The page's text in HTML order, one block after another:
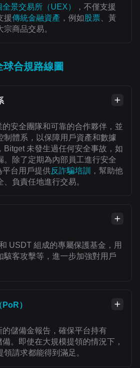
景交易所（UEX）
，不僅支援
援傳統金融資產 ，例如 股票 、黃
商品交易。
合規路線圖
的安全團隊和可靠的合作夥伴，並
制體系，以保障用戶資產和數據
Bitget 未發生過任何安全事故，如
。除了定期為內部員工進行安全
平台用戶提供反詐騙培訓
，幫助他
負責任地進行交易。
USDT 組成的專屬保護基金，用
駭客攻擊等，進一步加強對用戶
）
的儲備金報告，確保平台持有
。即使在大規模提領的情況下，
請求都能得到滿足。